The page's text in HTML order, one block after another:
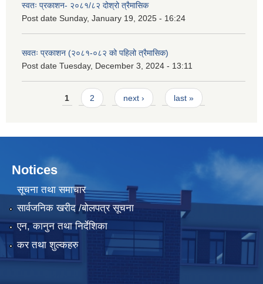
स्वतः प्रकाशन- २०८१/८२ दोश्रो त्रैमासिक
Post date Sunday, January 19, 2025 - 16:24
सवतः प्रकाशन (२०८१-०८२ को पहिलो त्रैमासिक)
Post date Tuesday, December 3, 2024 - 13:11
Pages1 2 next › last »
Notices
सूचना तथा समाचार
सार्वजनिक खरीद /बोलपत्र सूचना
एन, कानुन तथा निर्देशिका
कर तथा शुल्कहरु